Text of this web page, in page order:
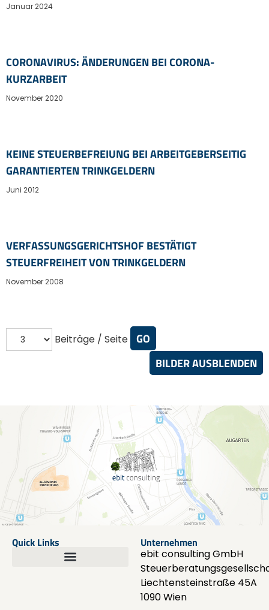
Januar 2024
CORONAVIRUS: ÄNDERUNGEN BEI CORONA-
KURZARBEIT
November 2020
KEINE STEUERBEFREIUNG BEI ARBEITGEBERSEITIG
GARANTIERTEN TRINKGELDERN
Juni 2012
VERFASSUNGSGERICHTSHOF BESTÄTIGT
STEUERFREIHEIT VON TRINKGELDERN
November 2008
Beiträge / Seite
BILDER AUSBLENDEN
Quick Links
Unternehmen
ebit consulting GmbH
Liechtensteinstraße 45A
1090 Wien